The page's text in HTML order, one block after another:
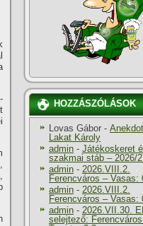
HOZZÁSZÓLÁSOK
Lovas Gábor -
Lakat Károly
admin - Játékoskeret
szakmai stáb – 2026/
admin - 2026.VIII.2.
Ferencváros – Vasas:
admin - 2026.VIII.2.
Ferencváros – Vasas:
admin - 2026.VII.30.
selejtező: